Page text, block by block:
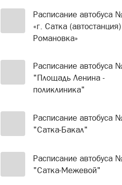
Расписание автобуса
«г. Сатка
Романовка»
Расписание автобуса
"Площадь Ленина -
поликлиника"
Расписание автобуса
"Сатка-Бакал"
Расписание автобуса
"Сатка-Межевой"